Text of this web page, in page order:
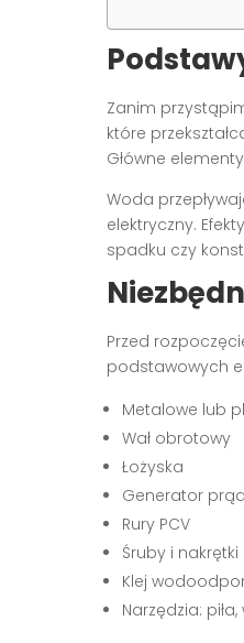
Zanim
które
Główne
Woda
elektryczny.
spadku czy
Przed
podstawowych
Metalowe lub
Wał obrotowy
Łożyska
Generator
Rury PCV
Śruby i nakrętki
Klej
Narzędzia: